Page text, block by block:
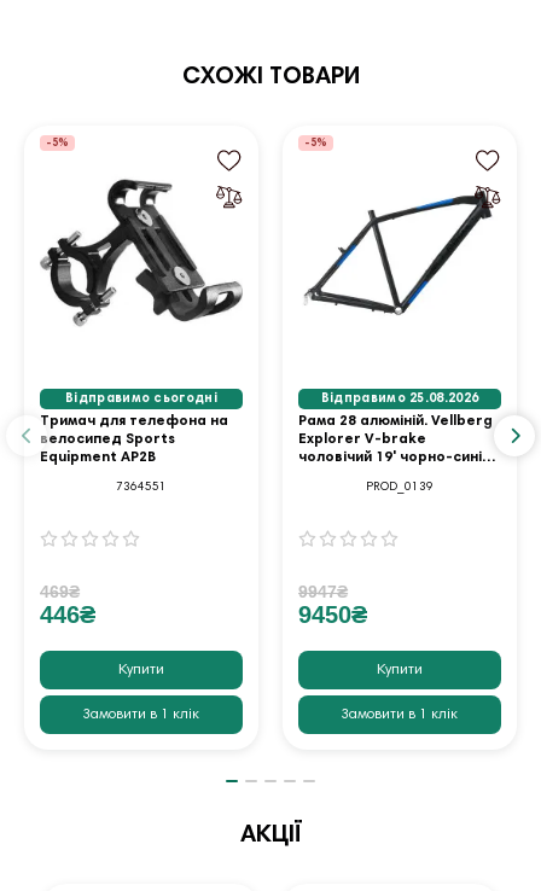
СХОЖІ ТОВАРИ
-5%
Відправимо сьогодні
Тримач для телефона на
велосипед Sports
Equipment AP2B
7364551
469₴
446₴
Купити
Замовити в 1 клік
-5%
Відправимо 25.08.2026
Рама 28 алюміній. Vellberg
Explorer V-brake
чоловічий 19' чорно-синій
PROD_0139
9947₴
9450₴
Купити
Замовити в 1 клік
АКЦІЇ